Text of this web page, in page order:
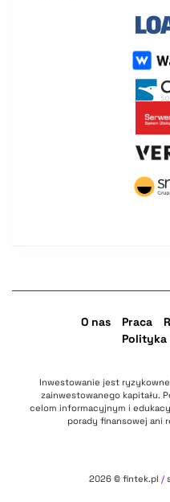
O nas Praca
Inwestowanie jest
zainwestowanego kapitału.
celom informacyjnym i
porady finansowej ani
2026 © fintek.pl /